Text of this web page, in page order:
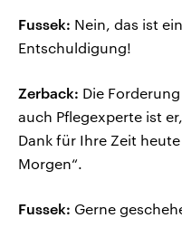
Fussek: Nein, das ist
Entschuldigung!
Zerback: Die
auch Pflegexperte ist
Dank für Ihre Zeit
Morgen“.
Fussek: Gerne